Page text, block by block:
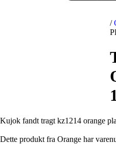
/
Kujok fandt tragt kz1214 orange
Dette produkt fra Orange har